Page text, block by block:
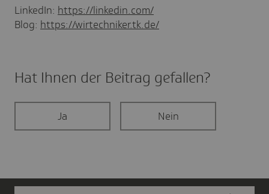
LinkedIn: https://linkedin.com/
Blog: https://wirtechniker.tk.de/
Hat Ihnen der Beitrag gefal­len?
Ja Nein